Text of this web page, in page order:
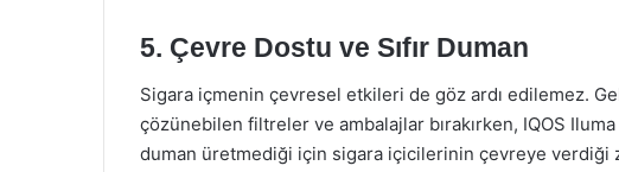
5. Çevre Dostu ve Sıfır Duman
Sigara içmenin çevresel etkileri de göz ardı edilemez.
çözünebilen filtreler ve ambalajlar bırakırken, IQOS
duman üretmediği için sigara içicilerinin çevreye verdiği